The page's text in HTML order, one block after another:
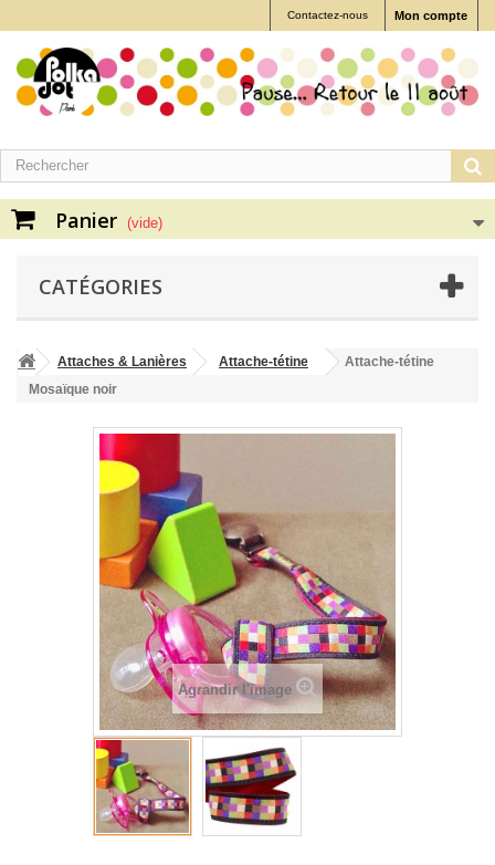
Mon compte
Contactez-nous
Panier (vide)
CATÉGORIES
Attaches & Lanières Attache-tétine
Attache-tétine
Mosaïque noir
Agrandir l'image